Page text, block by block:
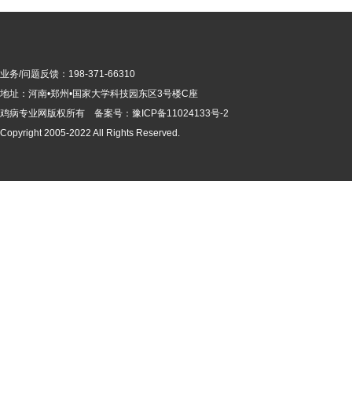
业务/问题反馈：198-371-66310
地址：河南•郑州•国家大学科技园东区3号楼C座
鸡病专业网版权所有 备案号： 豫ICP备11024133号-2
Copyright 2005-2022 All Rights Reserved.